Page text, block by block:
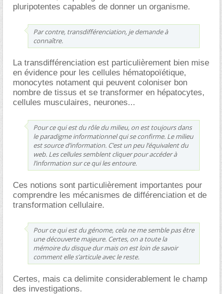
pluripotentes capables de donner un organisme.
Par contre, transdifférenciation, je demande à
connaître.
La transdifférenciation est particulièrement bien mise
en évidence pour les cellules hématopoïétique,
monocytes notament qui peuvent coloniser bon
nombre de tissus et se transformer en hépatocytes,
cellules musculaires, neurones...
Pour ce qui est du rôle du milieu, on est toujours dans
le paradigme informationnel qui se confirme. Le milieu
est source d’information. C’est un peu l’équivalent du
web. Les cellules semblent cliquer pour accéder à
l’information sur ce qui les entoure.
Ces notions sont particulièrement importantes pour
comprendre les mécanismes de différenciation et de
transformation cellulaire.
Pour ce qui est du génome, cela ne me semble pas être
une découverte majeure. Certes, on a toute la
mémoire du disque dur mais on est loin de savoir
comment elle s’articule avec le reste.
Certes, mais ca delimite considerablement le champ
des investigations.